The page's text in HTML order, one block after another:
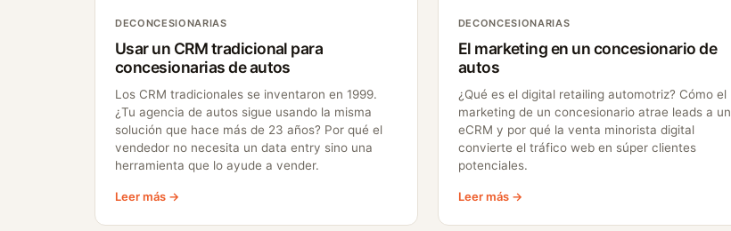
DECONCESIONARIAS
Usar un CRM tradicional para
concesionarias de autos
Los CRM tradicionales se inventaron en 1999.
¿Tu agencia de autos sigue usando la misma
solución que hace más de 23 años? Por qué el
vendedor no necesita un data entry sino una
herramienta que lo ayude a vender.
Leer más →
DECONCESIONARIAS
El marketing en un concesionario de
autos
¿Qué es el digital retailing automotriz? Cómo el
marketing de un concesionario atrae leads a un
eCRM y por qué la venta minorista digital
convierte el tráfico web en súper clientes
potenciales.
Leer más →